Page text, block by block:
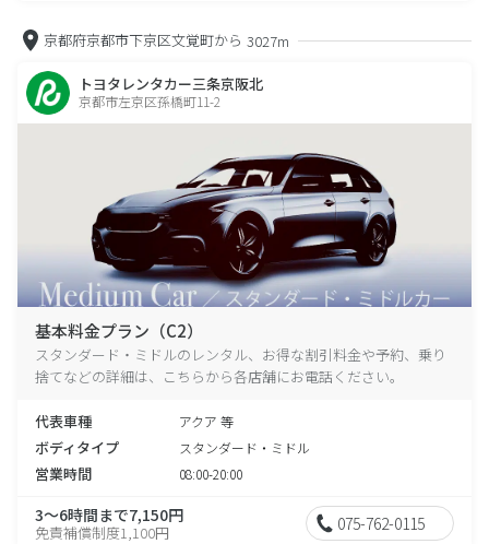
京都府京都市下京区文覚町から 3027m
トヨタレンタカー三条京阪北
京都市左京区孫橋町11-2
基本料金プラン（C2）
スタンダード・ミドルのレンタル、お得な割引料金や予約、乗り
捨てなどの詳細は、こちらから各店舗にお電話ください。
代表車種 アクア 等
ボディタイプ スタンダード・ミドル
営業時間 08:00-20:00
3～6時間まで7,150円
免責補償制度1,100円 075-762-0115